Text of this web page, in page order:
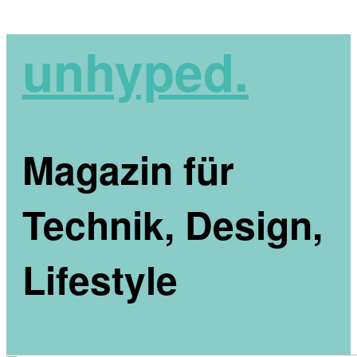
unhyped.
Magazin für
Technik, Design,
Lifestyle